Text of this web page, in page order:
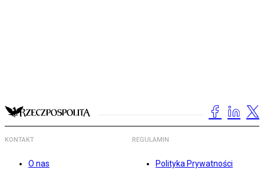
KONTAKT
O nas
REGULAMIN
Polityka Prywatności